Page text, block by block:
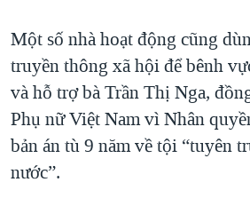
Một số nhà hoạt động cũng
truyền thông xã hội để bênh
và hỗ trợ bà Trần Thị Nga,
Phụ nữ Việt Nam vì Nhân
bản án tù 9 năm về tội “tuyên
nước”.